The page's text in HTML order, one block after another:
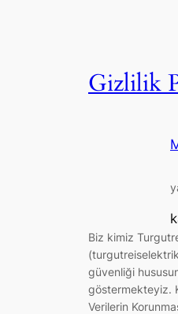
Gizlilik
Biz kimiz
güvenliği
göstermekteyiz.
Verilerin